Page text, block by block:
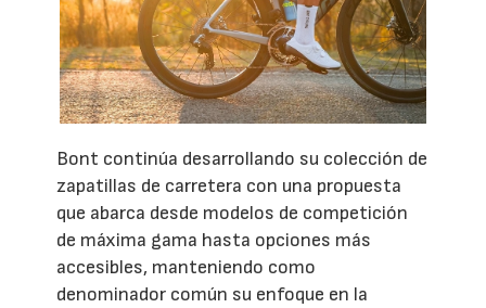
Bont continúa desarrollando su colección de
zapatillas de carretera con una propuesta
que abarca desde modelos de competición
de máxima gama hasta opciones más
accesibles, manteniendo como
denominador común su enfoque en la